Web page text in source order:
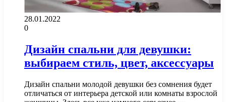
28.01.2022
0
Дизайн спальни для девушки:
выбираем стиль, цвет, аксессуары
Дизайн спальни молодой девушки без сомнения будет
отличаться от интерьера детской или комнаты взрослой